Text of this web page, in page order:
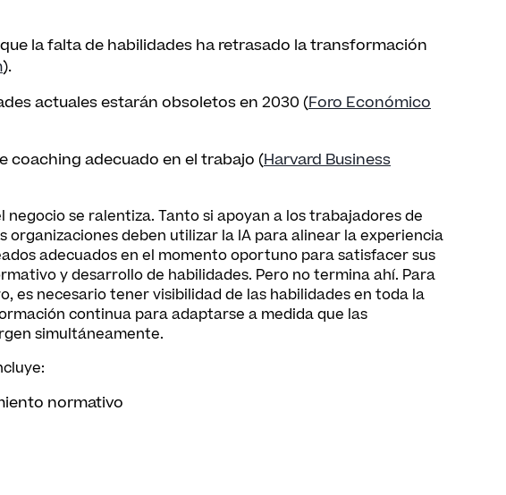
que la falta de habilidades ha retrasado la transformación
).
actuales estarán obsoletos en 2030 (Foro Económico
coaching adecuado en el trabajo (Harvard Business
se ralentiza. Tanto si apoyan a los trabajadores de
organizaciones deben utilizar la IA para alinear la experiencia
adecuados en el momento oportuno para satisfacer sus
y desarrollo de habilidades. Pero no termina ahí. Para
es necesario tener visibilidad de las habilidades en toda la
continua para adaptarse a medida que las
simultáneamente.
normativo